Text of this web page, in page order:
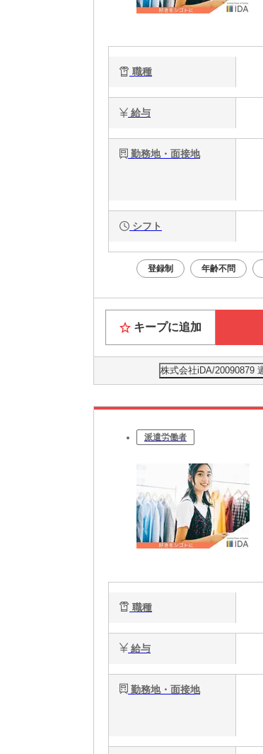
職種
給与
勤務地・面接地
シフト
登録制 年齢不問
キープに追加
株式会社iDA/20090879
派遣労働者
職種
給与
勤務地・面接地